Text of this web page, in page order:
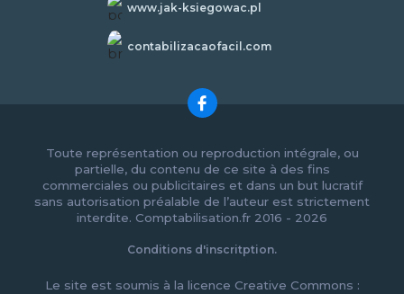
www.jak-ksiegowac.pl
contabilizacaofacil.com
Toute représentation ou reproduction intégrale, ou
partielle, du contenu de ce site à des fins
commerciales ou publicitaires et dans un but lucratif
sans autorisation préalable de l’auteur est strictement
interdite. Comptabilisation.fr 2016 - 2026
Conditions d'inscritption.
Le site est soumis à la licence Creative Commons :